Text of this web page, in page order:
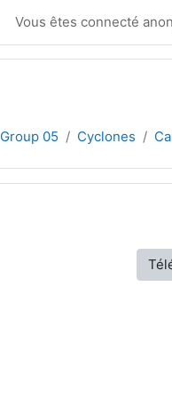
Vous êtes connecté
Group 05 Cyclones